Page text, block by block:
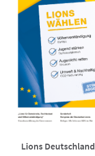
Lions Deutschland